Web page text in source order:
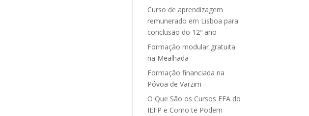
Curso de aprendizagem
remunerado em Lisboa para
conclusão do 12º ano
Formação modular gratuita
na Mealhada
Formação financiada na
Póvoa de Varzim
O Que São os Cursos EFA do
IEFP e Como te Podem